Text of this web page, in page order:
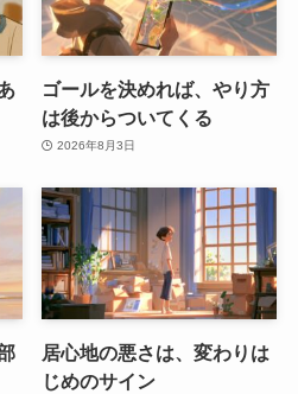
ゴールを決めれば、やり方
は後からついてくる
2026年8月3日
居心地の悪さは、変わりは
じめのサイン